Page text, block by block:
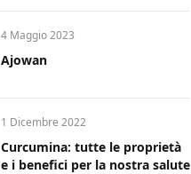
4 Maggio 2023
Ajowan
1 Dicembre 2022
Curcumina: tutte le proprietà
e i benefici per la nostra salute